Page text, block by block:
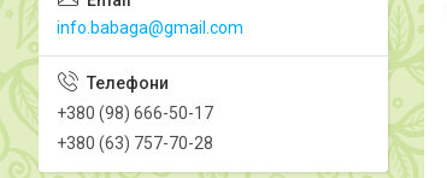
info.babaga@gmail.com
+380 (98) 666-50-17
+380 (63) 757-70-28